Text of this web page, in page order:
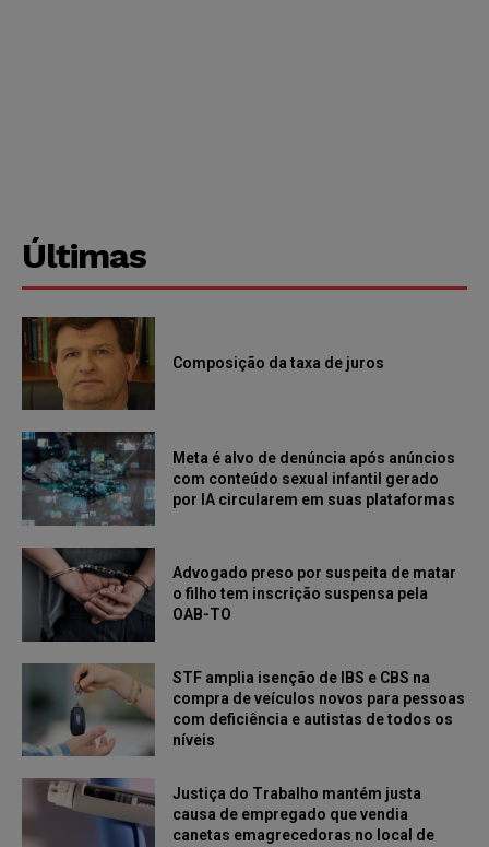
Últimas
Composição da taxa de juros
Meta é alvo de denúncia após anúncios
com conteúdo sexual infantil gerado
por IA circularem em suas plataformas
Advogado preso por suspeita de matar
o filho tem inscrição suspensa pela
OAB-TO
STF amplia isenção de IBS e CBS na
compra de veículos novos para pessoas
com deficiência e autistas de todos os
níveis
Justiça do Trabalho mantém justa
causa de empregado que vendia
canetas emagrecedoras no local de